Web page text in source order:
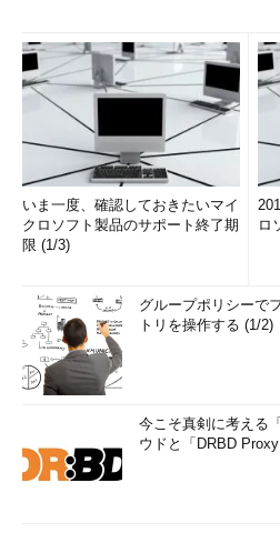
いま一度、確認しておきたいマイ
クロソフト製品のサポート終了期
限 (1/3)
ロ
グループポリシーで
トリを操作する (1/2)
今こそ真剣に考える
ウドと「DRBD